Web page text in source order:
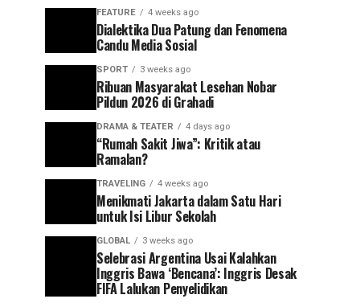
FEATURE 4 weeks ago
Dialektika Dua Patung dan Fenomena
Candu Media Sosial
SPORT 3 weeks ago
Ribuan Masyarakat Lesehan Nobar
Pildun 2026 di Grahadi
DRAMA & TEATER 4 days ago
“Rumah Sakit Jiwa”: Kritik atau
Ramalan?
TRAVELING 4 weeks ago
Menikmati Jakarta dalam Satu Hari
untuk Isi Libur Sekolah
GLOBAL 3 weeks ago
Selebrasi Argentina Usai Kalahkan
Inggris Bawa ‘Bencana’: Inggris Desak
FIFA Lalukan Penyelidikan